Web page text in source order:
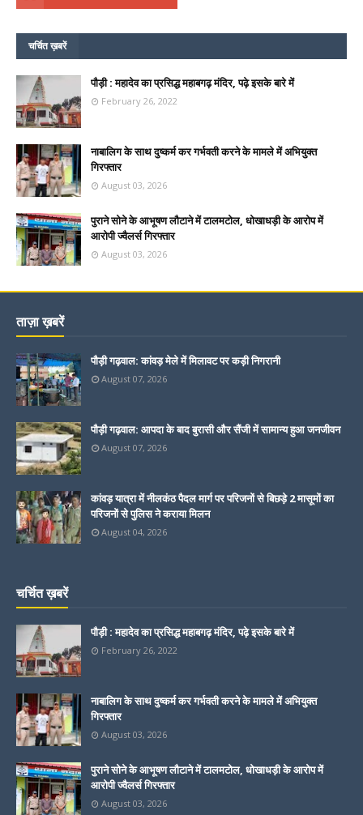
चर्चित ख़बरें
पौड़ी : महादेव का प्रसिद्ध महाबगढ़ मंदिर, पढ़े इसके बारे में
February 26, 2022
नाबालिग के साथ दुष्कर्म कर गर्भवती करने के मामले में अभियुक्त
गिरफ्तार
August 03, 2026
पुराने सोने के आभूषण लौटाने में टालमटोल, धोखाधड़ी के आरोप में
आरोपी ज्वैलर्स गिरफ्तार
August 03, 2026
ताज़ा ख़बरें
पौड़ी गढ़वाल: कांवड़ मेले में मिलावट पर कड़ी निगरानी
August 07, 2026
पौड़ी गढ़वाल: आपदा के बाद बुरासी और सैंजी में सामान्य हुआ जनजीवन
August 07, 2026
कांवड़ यात्रा में नीलकंठ पैदल मार्ग पर परिजनों से बिछड़े 2 मासूमों का
परिजनों से पुलिस ने कराया मिलन
August 04, 2026
चर्चित ख़बरें
पौड़ी : महादेव का प्रसिद्ध महाबगढ़ मंदिर, पढ़े इसके बारे में
February 26, 2022
नाबालिग के साथ दुष्कर्म कर गर्भवती करने के मामले में अभियुक्त
गिरफ्तार
August 03, 2026
पुराने सोने के आभूषण लौटाने में टालमटोल, धोखाधड़ी के आरोप में
आरोपी ज्वैलर्स गिरफ्तार
August 03, 2026